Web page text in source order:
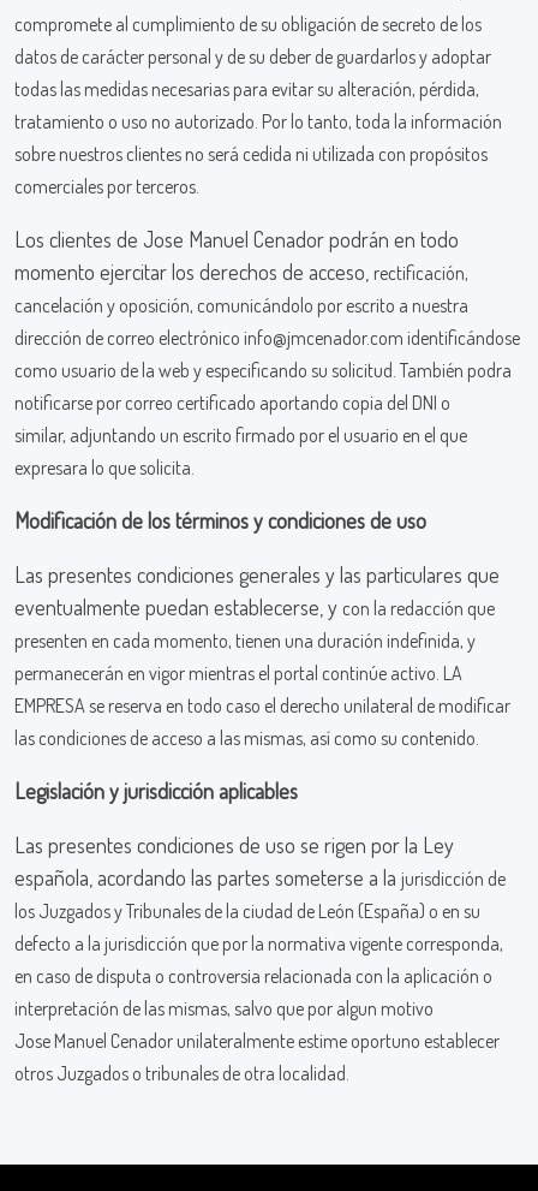
compromete al cumplimiento de su obligación de secreto de los
datos de carácter personal y de su deber de guardarlos y adoptar
todas las medidas necesarias para evitar su alteración, pérdida,
tratamiento o uso no autorizado. Por lo tanto, toda la información
sobre nuestros clientes no será cedida ni utilizada con propósitos
comerciales por terceros.
Los clientes de Jose Manuel Cenador podrán en todo
momento ejercitar los derechos de acceso, rectificación,
cancelación y oposición, comunicándolo por escrito a nuestra
dirección de correo electrónico info@jmcenador.com identificándose
como usuario de la web y especificando su solicitud. También podra
notificarse por correo certificado aportando copia del DNI o
similar, adjuntando un escrito firmado por el usuario en el que
expresara lo que solicita.
Modificación de los términos y condiciones de uso
Las presentes condiciones generales y las particulares que
eventualmente puedan establecerse, y con la redacción que
presenten en cada momento, tienen una duración indefinida, y
permanecerán en vigor mientras el portal continúe activo. LA
EMPRESA se reserva en todo caso el derecho unilateral de modificar
las condiciones de acceso a las mismas, así como su contenido.
Legislación y jurisdicción aplicables
Las presentes condiciones de uso se rigen por la Ley
española, acordando las partes someterse a la jurisdicción de
los Juzgados y Tribunales de la ciudad de León (España) o en su
defecto a la jurisdicción que por la normativa vigente corresponda,
en caso de disputa o controversia relacionada con la aplicación o
interpretación de las mismas, salvo que por algun motivo
Jose Manuel Cenador unilateralmente estime oportuno establecer
otros Juzgados o tribunales de otra localidad.